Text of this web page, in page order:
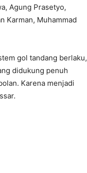
Agung Prasetyo,
Karman, Muhammad
gol tandang berlaku,
didukung penuh
Karena menjadi